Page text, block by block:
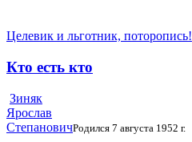
Целевик и льготник, поторопись!
Кто есть кто
Зиняк
Ярослав
СтепановичРодился 7 августа 1952 г.